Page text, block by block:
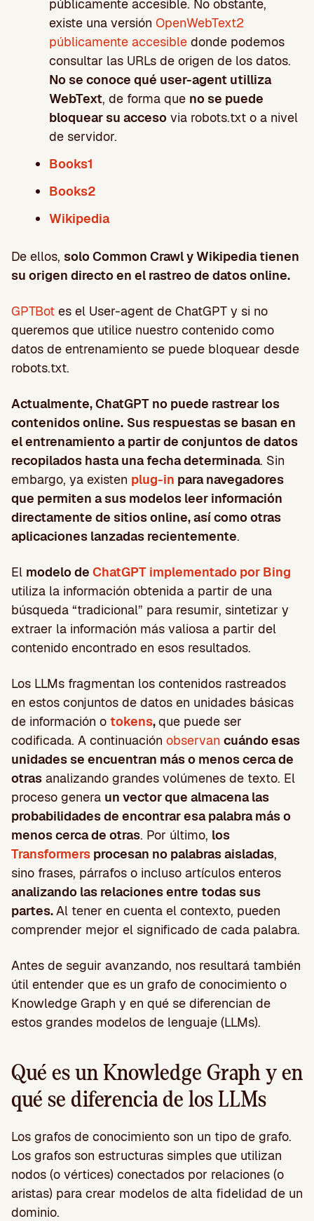
públicamente accesible. No obstante,
existe una versión OpenWebText2
públicamente accesible donde podemos
consultar las URLs de origen de los datos.
No se conoce qué user-agent utilliza
WebText, de forma que no se puede
bloquear su acceso via robots.txt o a nivel
de servidor.
Books1
Books2
Wikipedia
De ellos, solo Common Crawl y Wikipedia tienen
su origen directo en el rastreo de datos online.
GPTBot es el User-agent de ChatGPT y si no
queremos que utilice nuestro contenido como
datos de entrenamiento se puede bloquear desde
robots.txt.
Actualmente, ChatGPT no puede rastrear los
contenidos online. Sus respuestas se basan en
el entrenamiento a partir de conjuntos de datos
recopilados hasta una fecha determinada. Sin
embargo, ya existen plug-in para navegadores
que permiten a sus modelos leer información
directamente de sitios online, así como otras
aplicaciones lanzadas recientemente.
El modelo de ChatGPT implementado por Bing
utiliza la información obtenida a partir de una
búsqueda “tradicional” para resumir, sintetizar y
extraer la información más valiosa a partir del
contenido encontrado en esos resultados.
Los LLMs fragmentan los contenidos rastreados
en estos conjuntos de datos en unidades básicas
de información o tokens,que puede ser
codificada. A continuación observan cuándo esas
unidades se encuentran más o menos cerca de
otras analizando grandes volúmenes de texto. El
proceso genera un vector que almacena las
probabilidades de encontrar esa palabra más o
menos cerca de otras. Por último, los
Transformers procesan no palabras aisladas,
sino frases, párrafos o incluso artículos enteros
analizando las relaciones entre todas sus
partes.Al tener en cuenta el contexto, pueden
comprender mejor el significado de cada palabra.
Antes de seguir avanzando, nos resultará también
útil entender que es un grafo de conocimiento o
Knowledge Graph y en qué se diferencian de
estos grandes modelos de lenguaje (LLMs).
Qué es un Knowledge Graph y en
qué se diferencia de los LLMs
Los grafos de conocimiento son un tipo de grafo.
Los grafos son estructuras simples que utilizan
nodos (o vértices) conectados por relaciones (o
aristas) para crear modelos de alta fidelidad de un
dominio.